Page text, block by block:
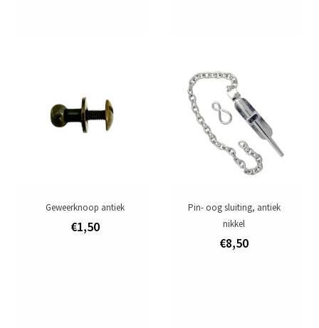
Geweerknoop antiek
€1,50
Pin- oog sluiting, antiek
nikkel
€8,50